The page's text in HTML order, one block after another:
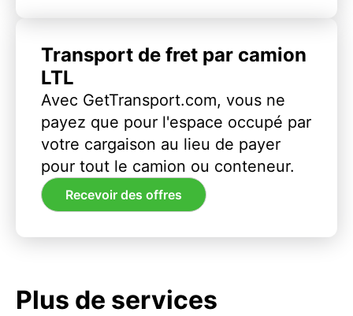
Transport de fret par camion
LTL
Avec GetTransport.com, vous ne
payez que pour l'espace occupé par
votre cargaison au lieu de payer
pour tout le camion ou conteneur.
Recevoir des offres
Plus de services